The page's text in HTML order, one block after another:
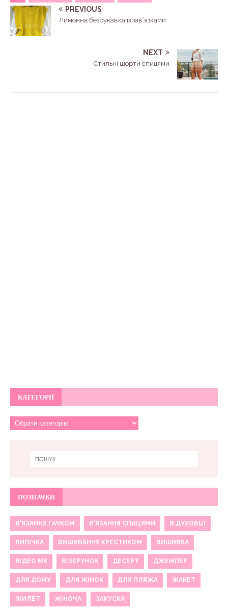
PREVIOUS
Лимонна безрукавка із зав’язками
NEXT
Стильні шорти спицями
КАТЕГОРІЇ
ПОЗНАЧКИ
В'ЯЗАННЯ ГАЧКОМ В'ЯЗАННЯ СПИЦЯМИ В ДУХОВЦІ
ВИПІЧКА ВИШИВАННЯ ХРЕСТИКОМ ВИШИВКА
ВІДЕО МК ВІЗЕРУНОК ДЕСЕРТ ДЖЕМПЕР
ДЛЯ ДОМУ ДЛЯ ЖІНОК ДЛЯ ПЛЯЖА ЖАКЕТ
ЖИЛЕТ ЖІНОЧА ЗАКУСКА